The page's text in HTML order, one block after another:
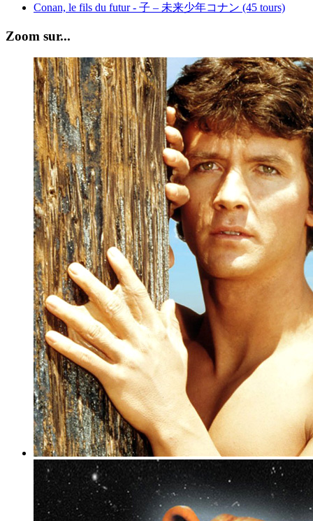
Conan, le fils du futur - 子 – 未来少年コナン (45 tours)
Zoom sur...